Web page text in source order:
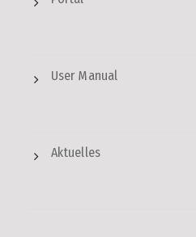
User Manual
Aktuelles